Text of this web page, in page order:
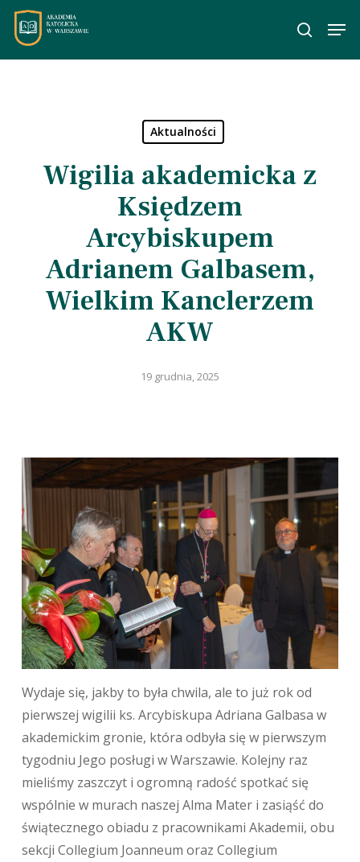
Skip
main
Aktualności
Wigilia akademicka z
Księdzem
Arcybiskupem
Adrianem Galbasem,
Wielkim Kanclerzem
AKW
19 grudnia, 2025
Wydaje się, jakby to była chwila, ale to już rok od
pierwszej wigilii ks. Arcybiskupa Adriana Galbasa w
akademickim gronie, która odbyła się w pierwszym
tygodniu Jego posługi w Warszawie. Kolejny raz
mieliśmy zaszczyt i ogromną radość spotkać się
wspólnie w murach naszej Alma Mater i zasiąść do
świątecznego obiadu z pracownikami Akademii, obu
sekcji Collegium Joanneum oraz Collegium